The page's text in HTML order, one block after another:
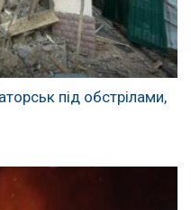
під обстрілами,